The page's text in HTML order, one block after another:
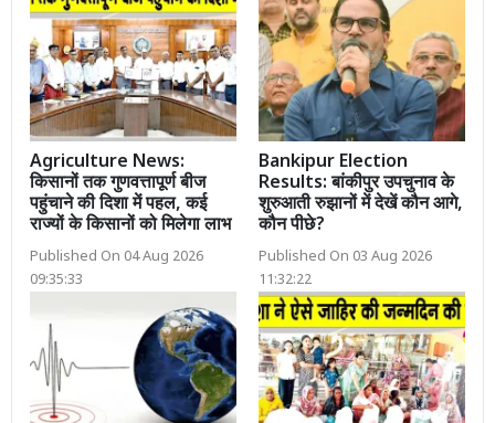
Agriculture News:
किसानों तक गुणवत्तापूर्ण बीज
पहुंचाने की दिशा में पहल, कई
राज्यों के किसानों को मिलेगा लाभ
Published On 04 Aug 2026
09:35:33
Bankipur Election
Results: बांकीपुर उपचुनाव के
शुरुआती रुझानों में देखें कौन आगे,
कौन पीछे?
Published On 03 Aug 2026
11:32:22